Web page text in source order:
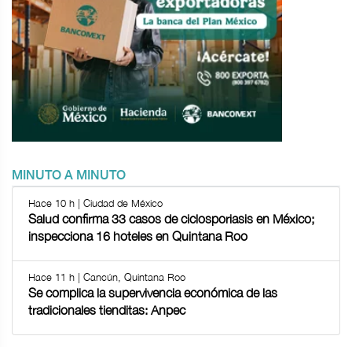
MINUTO A MINUTO
Hace 10 h | Ciudad de México
Salud confirma 33 casos de ciclosporiasis en México;
inspecciona 16 hoteles en Quintana Roo
Hace 11 h | Cancún, Quintana Roo
Se complica la supervivencia económica de las
tradicionales tienditas: Anpec